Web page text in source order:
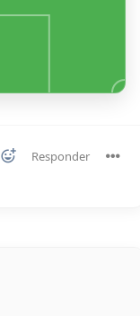
Responder